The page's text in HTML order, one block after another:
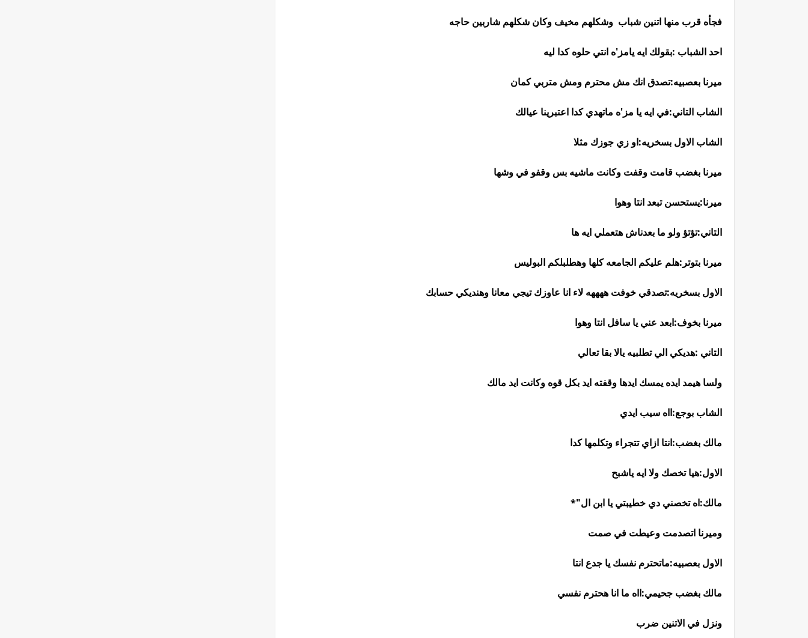
فجأه قرب منها اتنين شباب وشكلهم مخيف وكان شكلهم شاربين حاجه
احد الشباب :بقولك ايه يامز'ه انتي حلوه كدا ليه
ميرنا بعصبيه:تصدق انك مش محترم ومش متربي كمان
الشاب التاني:في ايه يا مز'ه ماتهدي كدا اعتبرينا عيالك
الشاب الاول بسخريه:او زي جوزك مثلا
ميرنا بغضب قامت وقفت وكانت ماشيه بس وقفو في وشها
ميرنا:يستحسن تبعد انتا وهوا
التاني:تؤتؤ ولو ما بعدناش هتعملي ايه ها
ميرنا بتوتر:هلم عليكم الجامعه كلها وهطلبلكم البوليس
الاول بسخريه:تصدقي خوفت ههههه لاء انا عاوزك تيجي معانا وهنديكي حسابك
ميرنا بخوف:ابعد عني يا سافل انتا وهوا
التاني :هديكي الي تطلبيه يالا بقا تعالي
ولسا هيمد ايده يمسك ايدها وقفته ايد بكل قوه وكانت ايد مالك
الشاب بوجع:ااه سيب ايدي
مالك بغضب:انتا ازاي تتجراء وتكلمها كدا
الاول:هيا تخصك ولا ايه ياشبح
مالك:اه تخصني دي خطيبتي يا ابن ال"*
وميرنا اتصدمت وعيطت في صمت
الاول بعصبيه:ماتحترم نفسك يا جدع انتا
مالك بغضب جحيمي:ااه ما انا هحترم نفسي
ونزل في الاتنين ضرب